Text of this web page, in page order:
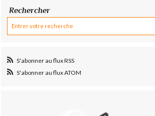
Rechercher
S'abonner au flux RSS
S'abonner au flux ATOM